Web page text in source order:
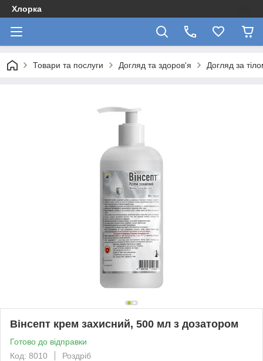
Хлорка
Товари та послуги Догляд та здоров'я Догляд за
Вінсепт крем захисний, 500 мл з дозатором
Готово до відправки
Код: 8010
Роздріб